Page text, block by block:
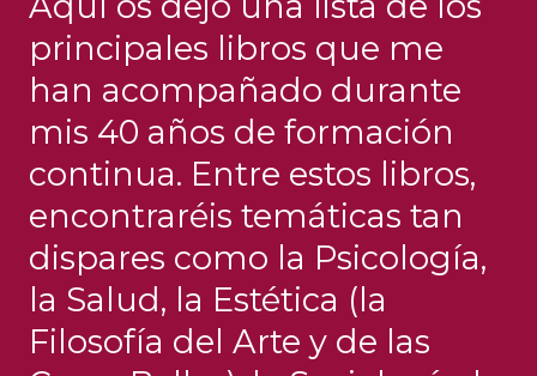
principales libros que me
han acompañado durante
mis 40 años de formación
continua. Entre estos libros,
encontraréis temáticas tan
dispares como la Psicología,
la Salud, la Estética (la
Filosofía del Arte y de las